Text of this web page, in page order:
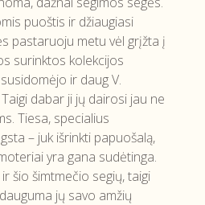
puoštis ir džiaugiasi
pastaruoju metu vėl grįžta į
surinktos kolekcijos
ir daug V.
dabar ji jų dairosi jau ne
Tiesa, specialius
– juk išrinkti papuošalą,
yra gana sudėtinga.
šio šimtmečio segių, taigi
jų savo amžių